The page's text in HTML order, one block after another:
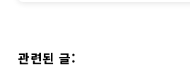
관련된 글: